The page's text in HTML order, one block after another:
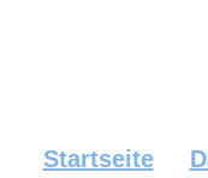
Startseite